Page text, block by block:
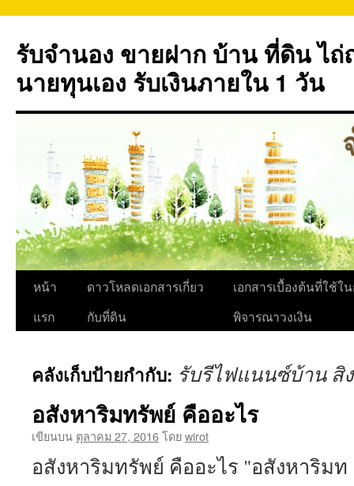
ยัง
เนื้อหา
รับจำนอง ขายฝาก บ้าน ที่ดิน ไ
นายทุนเอง รับเงินภายใน 1 วัน
หน้า
แรก
ดาวโหลดเอกสารเกี่ยว
กับที่ดิน
เอกสารเบื้องต้นที่ใช้ใ
พิจารณาวงเงิน
คลังเก็บป้ายกำกับ: รับรีไฟแนนซ์บ้าน สิ
อสังหาริมทรัพย์ คืออะไร
เขียนบน ตุลาคม 27, 2016โดยwirot
อสังหาริมทรัพย์ คืออะไร "อสังหาริม